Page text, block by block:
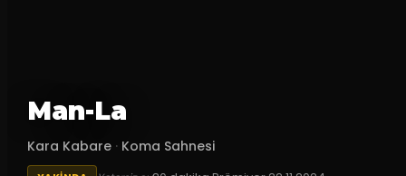
Man-La
Kara Kabare · Koma Sahnesi